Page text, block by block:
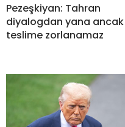
Pezeşkiyan: Tahran
diyalogdan yana ancak
teslime zorlanamaz